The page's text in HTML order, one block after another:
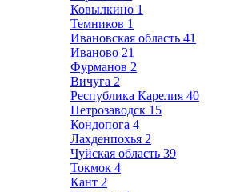
Ковылкино 1
Темников 1
Ивановская область 41
Иваново 21
Фурманов 2
Вичуга 2
Республика Карелия 40
Петрозаводск 15
Кондопога 4
Лахденпохья 2
Чуйская область 39
Токмок 4
Кант 2